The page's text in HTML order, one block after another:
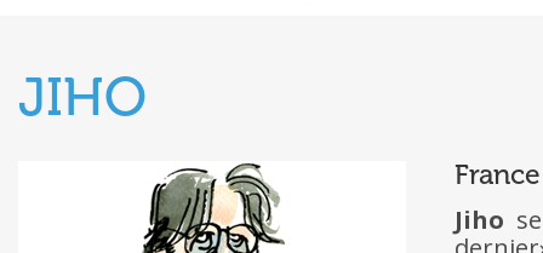
JIHO
France
Jiho